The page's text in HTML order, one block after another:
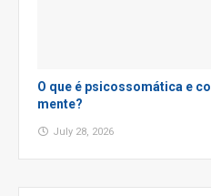
O que é psicossomática e
mente?
July 28, 2026